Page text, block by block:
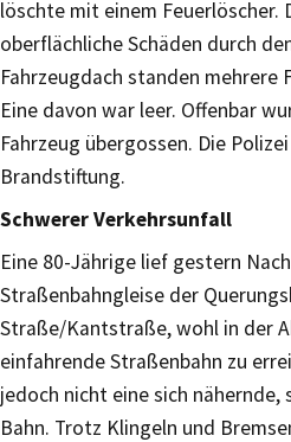
löschte mit einem Feuerlöscher.
oberflächliche Schäden durch
Fahrzeugdach standen
Eine davon war leer. Offenbar
Fahrzeug übergossen. Die
Brandstiftung.
Schwerer Verkehrsunfall
Eine 80-Jährige lief gestern
Straßenbahngleise der
Straße/Kantstraße, wohl in der
einfahrende Straßenbahn zu
jedoch nicht eine sich
Bahn. Trotz Klingeln und